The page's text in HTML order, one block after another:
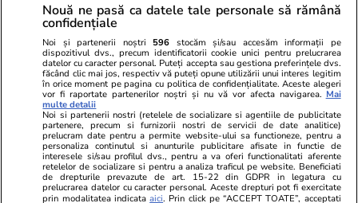
Cutremur în România, joi după-
amiază. Unde s-a produs și ce
magnitudine a avut
UPDATE Zi
Georgescu!
judecat
lovitură de
PROMO
Nouă ne pasă ca datele tale personale să rămână
confidențiale
Noi și partenerii noștri 596 stocăm și/sau accesăm informații pe
dispozitivul dvs., precum identificatorii cookie unici pentru prelucrarea
datelor cu caracter personal. Puteți accepta sau gestiona preferințele dvs.
făcând clic mai jos, respectiv vă puteți opune utilizării unui interes legitim
în orice moment pe pagina cu politica de confidențialitate. Aceste alegeri
vor fi raportate partenerilor noștri și nu vă vor afecta navigarea. Mai
multe detalii
Noi si partenerii nostri (retelele de socializare si agentiile de publicitate
partenere, precum si furnizorii nostri de servicii de date analitice)
prelucram date pentru a permite website-ului sa functioneze, pentru a
personaliza continutul si anunturile publicitare afisate in functie de
interesele si/sau profilul dvs., pentru a va oferi functionalitati aferente
retelelor de socializare si pentru a analiza traficul pe website. Beneficiati
de drepturile prevazute de art. 15-22 din GDPR in legatura cu
prelucrarea datelor cu caracter personal. Aceste drepturi pot fi exercitate
prin modalitatea indicataaici. Prin click pe “ACCEPT TOATE”, acceptati